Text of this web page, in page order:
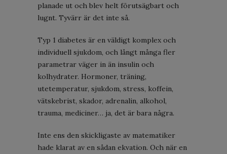
planade ut och blev helt förutsägbart och
lugnt. Tyvärr är det inte så.
Typ 1 diabetes är en väldigt komplex och
individuell sjukdom, och långt många fler
parametrar väger in än insulin och
kolhydrater. Hormoner, träning,
utetemperatur, sjukdom, stress, koffein,
vätskebrist, skador, adrenalin, alkohol,
trauma, mediciner… ja, det är bara några.
Inte ens den skickligaste av matematiker
hade klarat av en sådan ekvation. Och när en